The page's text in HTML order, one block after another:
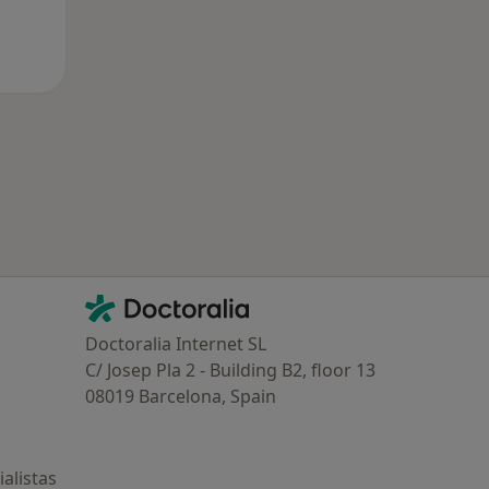
Contacto
Doctoralia - Página de inicio
Doctoralia Internet SL
C/ Josep Pla 2 - Building B2, floor 13
08019 Barcelona, Spain